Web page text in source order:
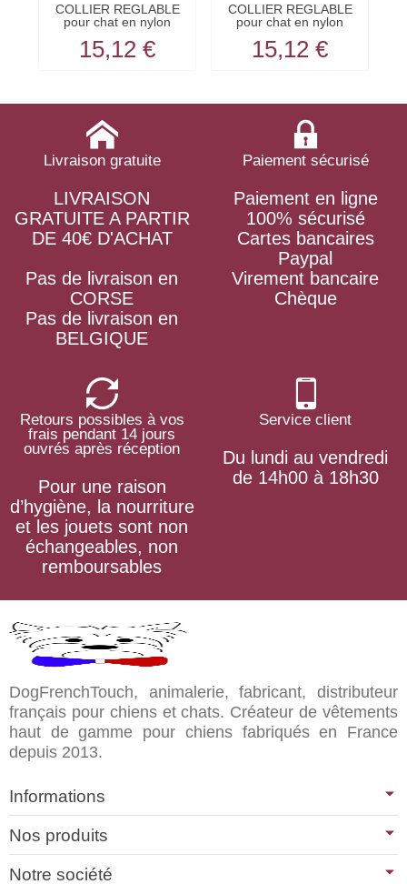
COLLIER REGLABLE
pour chat en nylon
15,12 €
COLLIER REGLABLE
pour chat en nylon
15,12 €
Livraison gratuite
LIVRAISON
GRATUITE A PARTIR
DE 40€ D'ACHAT
Pas de livraison en
CORSE
Pas de livraison en
BELGIQUE
Paiement sécurisé
Paiement en ligne
100% sécurisé
Cartes bancaires
Paypal
Virement bancaire
Chèque
Retours possibles à vos
frais pendant 14 jours
ouvrés après réception
Pour une raison
d’hygiène, la nourriture
et les jouets sont non
échangeables, non
remboursables
Service client
Du lundi au vendredi
de 14h00 à 18h30
DogFrenchTouch, animalerie, fabricant, distributeur
français pour chiens et chats. Créateur de vêtements
haut de gamme pour chiens fabriqués en France
depuis 2013.
Informations
Nos produits
Notre société